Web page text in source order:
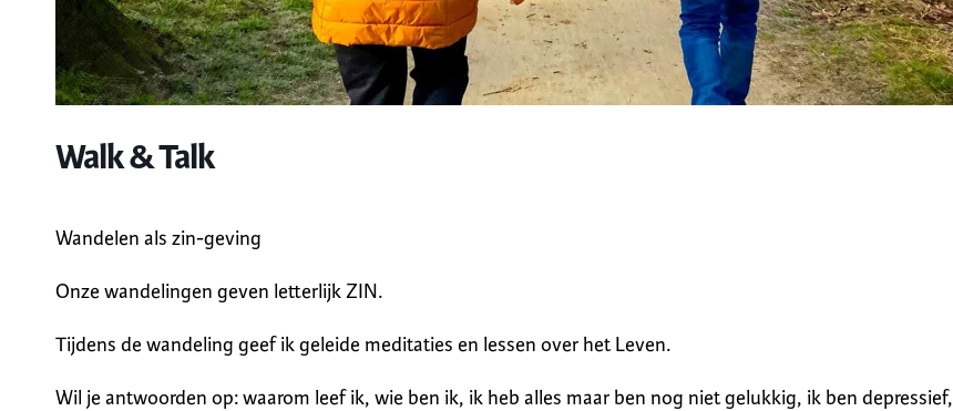
Walk & Talk
Wandelen als zin-geving
Onze wandelingen geven letterlijk ZIN.
Tijdens de wandeling geef ik geleide meditaties en lessen over het Leven.
Wil je antwoorden op: waarom leef ik, wie ben ik, ik heb alles maar ben nog niet gelukkig, ik ben depressief,